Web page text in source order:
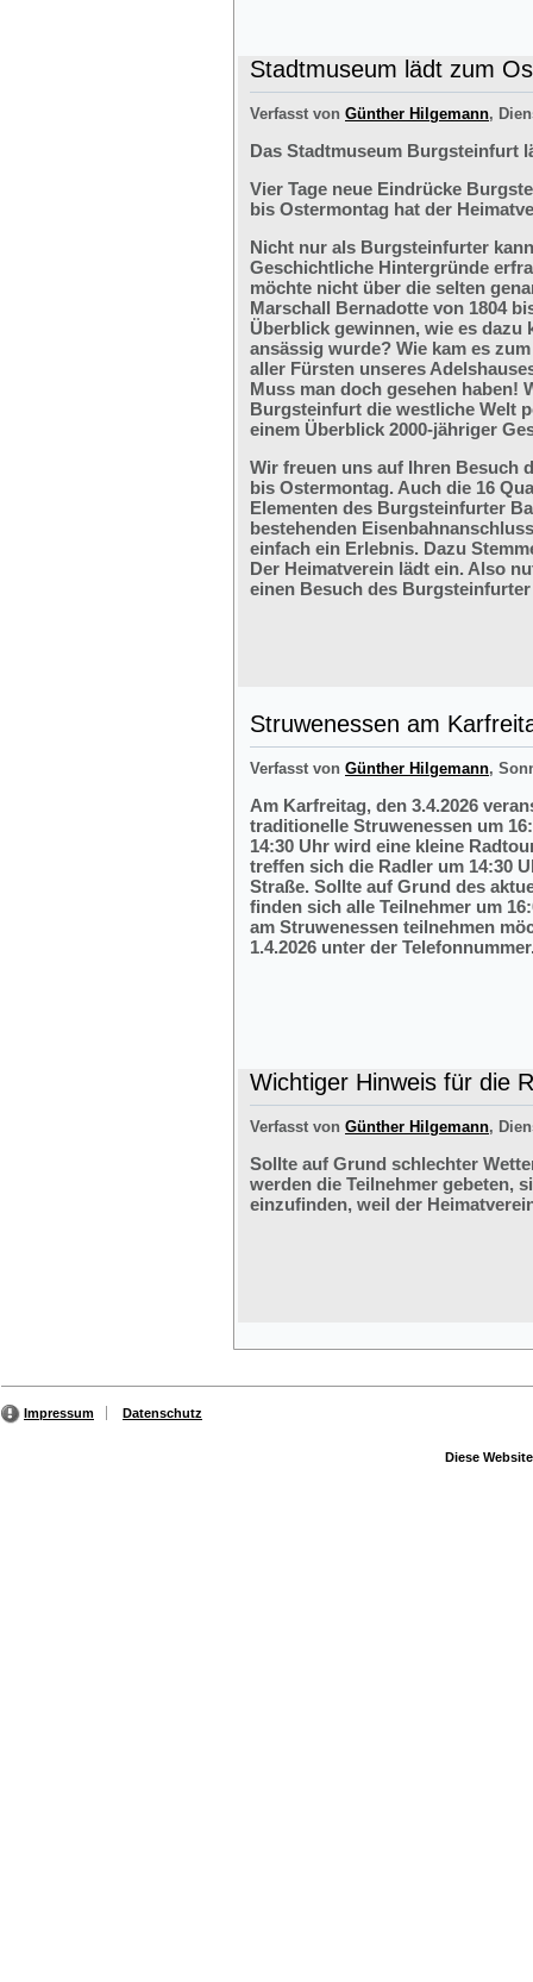
Stadtmuseum lädt zum
Verfasst von Günther Hilgemann,
Das Stadtmuseum Burgsteinfurt
Vier Tage neue Eindrücke
bis Ostermontag hat der
Nicht nur als Burgsteinfurter
Geschichtliche Hintergründe
möchte nicht über die selten
Marschall Bernadotte von 1804
Überblick gewinnen, wie es dazu
ansässig wurde? Wie kam es
aller Fürsten unseres
Muss man doch gesehen haben!
Burgsteinfurt die westliche Welt
einem Überblick 2000-jähriger
Wir freuen uns auf Ihren Besuch
bis Ostermontag. Auch die 16
Elementen des Burgsteinfurter
bestehenden
einfach ein Erlebnis. Dazu
Der Heimatverein lädt ein. Also
einen Besuch des
Struwenessen am
Verfasst von Günther Hilgemann,
Am Karfreitag, den 3.4.2026
traditionelle Struwenessen um
14:30 Uhr wird eine kleine
treffen sich die Radler um 14:30
Straße. Sollte auf Grund des
finden sich alle Teilnehmer um
am Struwenessen teilnehmen
1.4.2026 unter der
Wichtiger Hinweis für die
Verfasst von Günther Hilgemann,
Sollte auf Grund schlechter
werden die Teilnehmer gebeten,
einzufinden, weil der
Impressum Datenschutz
Diese